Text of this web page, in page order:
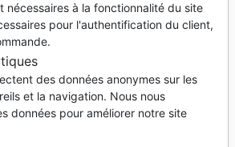
Segond 1910
Femmes à son écoute rigide
1910 Femmes à son
blanc/bleu
nécessaires à la fonctionnalité du site
pour l'authentification du client,
des données anonymes sur les
et la navigation. Nous nous
données pour améliorer notre site